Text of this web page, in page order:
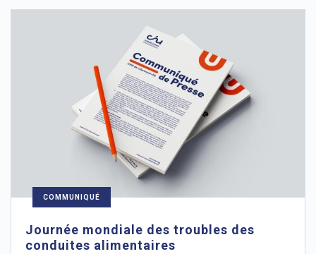
COMMUNIQUÉ
Journée mondiale des troubles des
conduites alimentaires